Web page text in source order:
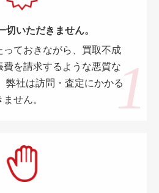
いただきません。
っておきながら、買取不成
を請求するような悪質な
弊社は訪問・査定にかかる
せん。